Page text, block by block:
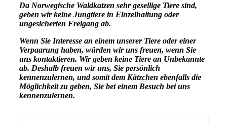
Da Norwegische Waldkatzen sehr gesellige Tiere sind,
geben wir keine Jungtiere in Einzelhaltung oder
ungesicherten Freigang ab.
Wenn Sie Interesse an einem unserer Tiere oder einer
Verpaarung haben, würden wir uns freuen, wenn Sie
uns kontaktieren. Wir geben keine Tiere an Unbekannte
ab. Deshalb freuen wir uns, Sie persönlich
kennenzulernen, und somit dem Kätzchen ebenfalls die
Möglichkeit zu geben, Sie bei einem Besuch bei uns
kennenzulernen.